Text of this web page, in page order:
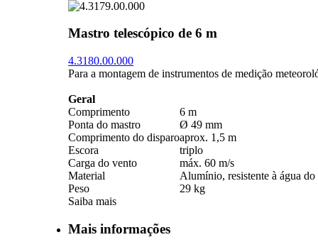
Mastro telescópico de 6 m
4.3180.00.000
Para a montagem de instrumentos de medição
Geral
Comprimento
6 m
Ponta do mastro
Ø 49 mm
Comprimento do disparoaprox. 1,5 m
Escora
triplo
Carga do vento
máx. 60 m/­s
Material
Alumínio, resistente à água do
Peso
29 kg
Saiba mais
Mais informações